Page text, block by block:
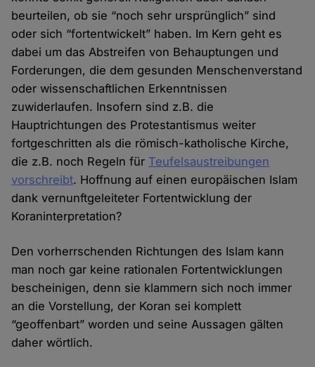
beurteilen, ob sie “noch sehr ursprünglich” sind
oder sich “fortentwickelt” haben. Im Kern geht es
dabei um das Abstreifen von Behauptungen und
Forderungen, die dem gesunden Menschenverstand
oder wissenschaftlichen Erkenntnissen
zuwiderlaufen. Insofern sind z.B. die
Hauptrichtungen des Protestantismus weiter
fortgeschritten als die römisch-katholische Kirche,
die z.B. noch Regeln für Teufelsaustreibungen
vorschreibt. Hoffnung auf einen europäischen Islam
dank vernunftgeleiteter Fortentwicklung der
Koraninterpretation?
Den vorherrschenden Richtungen des Islam kann
man noch gar keine rationalen Fortentwicklungen
bescheinigen, denn sie klammern sich noch immer
an die Vorstellung, der Koran sei komplett
“geoffenbart” worden und seine Aussagen gälten
daher wörtlich.